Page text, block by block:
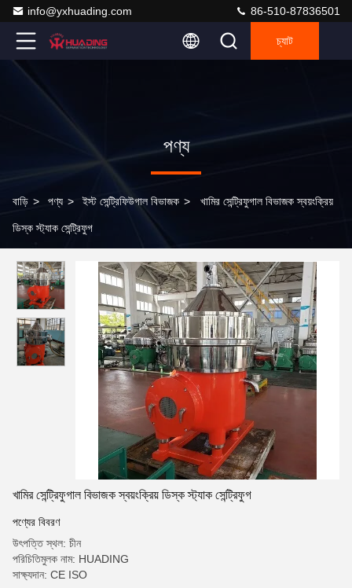
info@yxhuading.com 86-510-87836501
চ্যাট
পণ্য
বাড়ি > পণ্য > ইস্ট সেন্ট্রিফিউগাল বিভাজক > খামির সেন্ট্রিফুগাল বিভাজক স্বয়ংক্রিয়
ডিস্ক স্ট্যাক সেন্ট্রিফুগ
খামির সেন্ট্রিফুগাল বিভাজক স্বয়ংক্রিয় ডিস্ক স্ট্যাক সেন্ট্রিফুগ
পণ্যের বিবরণ
উৎপত্তি স্থল: চীন
পরিচিতিমুলক নাম: HUADING
সাক্ষ্যদান: CE ISO